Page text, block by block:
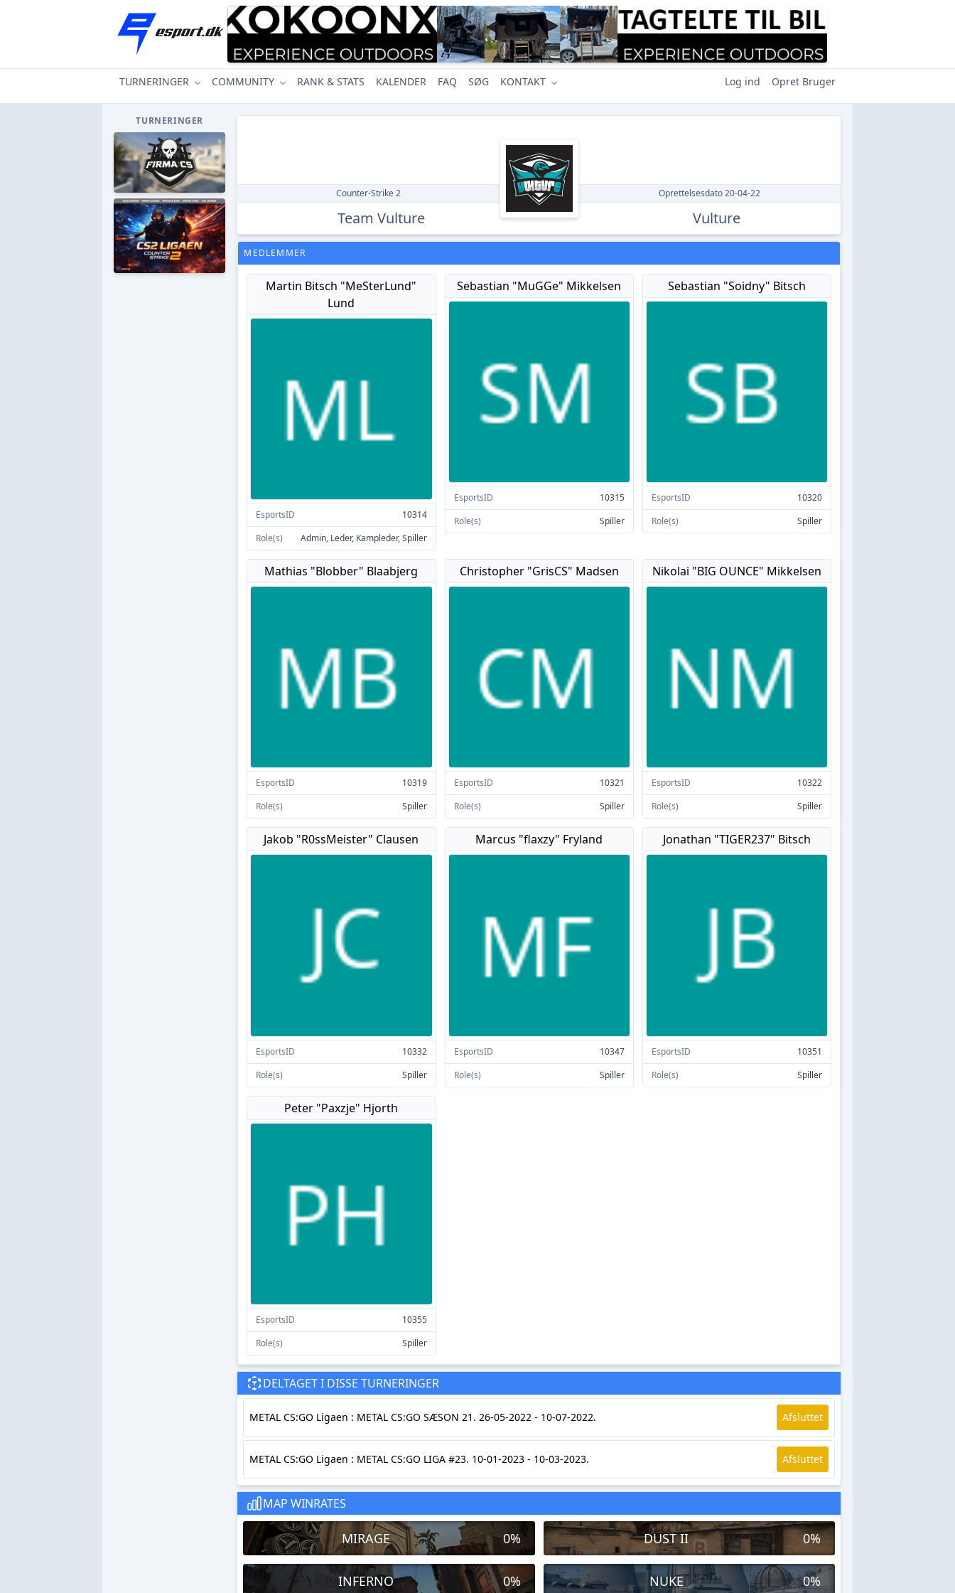
TURNERINGER COMMUNITY RANK & STATS KALENDER FAQ SØG KONTAKT Log ind Opret Bruger
TURNERINGER
Counter-Strike 2 Oprettelsesdato 20-04-22
Team Vulture Vulture
MEDLEMMER
Martin Bitsch "MeSterLund"
Lund
EsportsID
10314
Role(s)
Admin, Leder, Kampleder, Spiller
Sebastian "MuGGe" Mikkelsen
EsportsID
10315
Role(s)
Spiller
Sebastian "Soidny" Bitsch
EsportsID
10320
Role(s)
Spiller
Mathias "Blobber" Blaabjerg
EsportsID
10319
Role(s)
Spiller
Christopher "GrisCS" Madsen
EsportsID
10321
Role(s)
Spiller
Nikolai "BIG OUNCE" Mikkelsen
EsportsID
10322
Role(s)
Spiller
Jakob "R0ssMeister" Clausen
EsportsID
10332
Role(s)
Spiller
Marcus "flaxzy" Fryland
EsportsID
10347
Role(s)
Spiller
Jonathan "TIGER237" Bitsch
EsportsID
10351
Role(s)
Spiller
Peter "Paxzje" Hjorth
EsportsID
10355
Role(s)
Spiller
DELTAGET I DISSE TURNERINGER
METAL CS:GO Ligaen : METAL CS:GO SÆSON 21. 26-05-2022 - 10-07-2022. Afsluttet
METAL CS:GO Ligaen : METAL CS:GO LIGA #23. 10-01-2023 - 10-03-2023. Afsluttet
MAP WINRATES
MIRAGE 0% DUST II 0%
INFERNO 0% NUKE 0%